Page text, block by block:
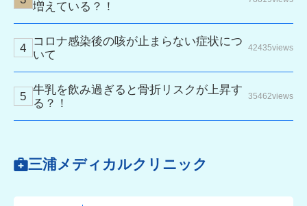
増えている？！
コロナ感染後の咳が止まらない症状につ
いて
42435views
牛乳を飲み過ぎると骨折リスクが上昇す
る？！
35462views
三浦メディカルクリニック